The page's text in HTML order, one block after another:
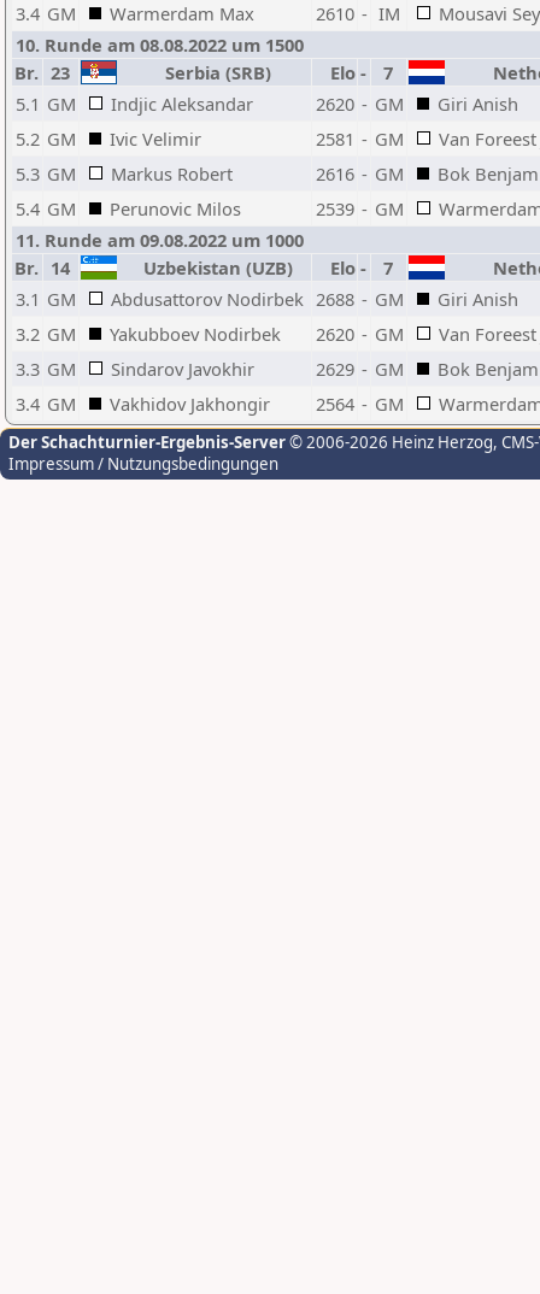
3.4 GM Warmerdam Max 2610 - IM
Mousavi
10. Runde am 08.08.2022 um 1500
Br. 23 Serbia (SRB) Elo - 7
5.1 GM Indjic Aleksandar 2620 - GM
Giri Anish
5.2 GM Ivic Velimir 2581 - GM
Van
5.3 GM Markus Robert 2616 - GM
Bok
5.4 GM Perunovic Milos 2539 - GM
11. Runde am 09.08.2022 um 1000
Br. 14 Uzbekistan (UZB) Elo - 7
3.1 GM Abdusattorov Nodirbek 2688 - GM
Giri Anish
3.2 GM Yakubboev Nodirbek 2620 - GM
Van
3.3 GM Sindarov Javokhir 2629 - GM
Bok
3.4 GM Vakhidov Jakhongir 2564 - GM
Der Schachturnier-Ergebnis-Server© 2006-2026 Heinz Herzog,
Impressum / Nutzungsbedingungen